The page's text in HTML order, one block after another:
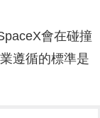
會在碰撞
遵循的標準是